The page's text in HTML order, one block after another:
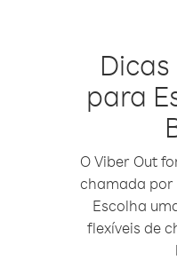
para
O Viber Out
chamada por
Escolha
flexíveis de